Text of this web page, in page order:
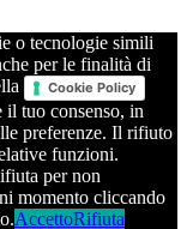
o tecnologie simili
per le finalità di
Cookie Policy
il tuo consenso, in
preferenze. Il rifiuto
funzioni.
per non
momento cliccando
AccettoRifiuta